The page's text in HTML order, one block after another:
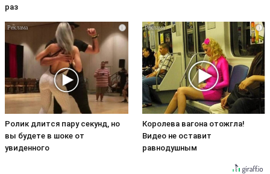
раз
i
Ролик длится пару секунд, но
вы будете в шоке от
увиденного
i
Королева вагона отожгла!
Видео не оставит
равнодушным